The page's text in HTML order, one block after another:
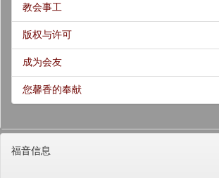
教会事工
版权与许可
成为会友
您馨香的奉献
福音信息